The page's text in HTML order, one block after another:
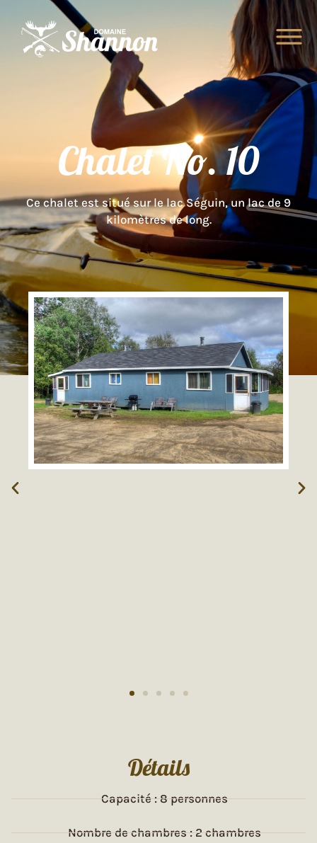
Chalet No. 10
Ce chalet est situé sur le lac Séguin, un lac de 9
kilomètres de long.
Détails
Capacité : 8 personnes
Nombre de chambres : 2 chambres